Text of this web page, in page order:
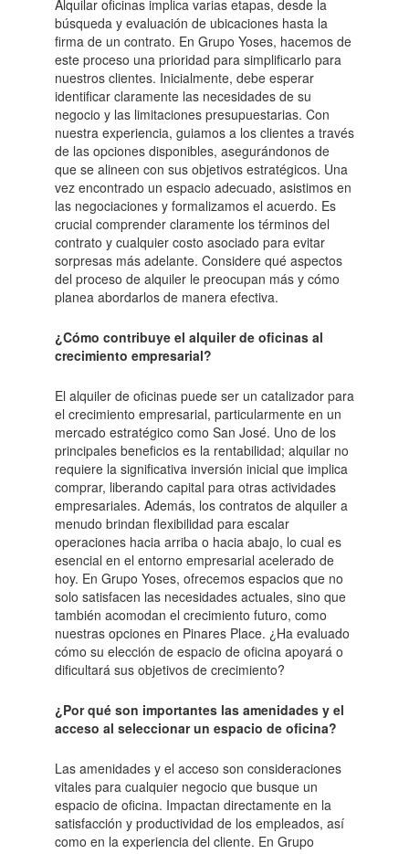
Alquilar oficinas implica varias etapas, desde la
búsqueda y evaluación de ubicaciones hasta la
firma de un contrato. En Grupo Yoses, hacemos de
este proceso una prioridad para simplificarlo para
nuestros clientes. Inicialmente, debe esperar
identificar claramente las necesidades de su
negocio y las limitaciones presupuestarias. Con
nuestra experiencia, guiamos a los clientes a través
de las opciones disponibles, asegurándonos de
que se alineen con sus objetivos estratégicos. Una
vez encontrado un espacio adecuado, asistimos en
las negociaciones y formalizamos el acuerdo. Es
crucial comprender claramente los términos del
contrato y cualquier costo asociado para evitar
sorpresas más adelante. Considere qué aspectos
del proceso de alquiler le preocupan más y cómo
planea abordarlos de manera efectiva.
¿Cómo contribuye el alquiler de oficinas al
crecimiento empresarial?
El alquiler de oficinas puede ser un catalizador para
el crecimiento empresarial, particularmente en un
mercado estratégico como San José. Uno de los
principales beneficios es la rentabilidad; alquilar no
requiere la significativa inversión inicial que implica
comprar, liberando capital para otras actividades
empresariales. Además, los contratos de alquiler a
menudo brindan flexibilidad para escalar
operaciones hacia arriba o hacia abajo, lo cual es
esencial en el entorno empresarial acelerado de
hoy. En Grupo Yoses, ofrecemos espacios que no
solo satisfacen las necesidades actuales, sino que
también acomodan el crecimiento futuro, como
nuestras opciones en Pinares Place. ¿Ha evaluado
cómo su elección de espacio de oficina apoyará o
dificultará sus objetivos de crecimiento?
¿Por qué son importantes las amenidades y el
acceso al seleccionar un espacio de oficina?
Las amenidades y el acceso son consideraciones
vitales para cualquier negocio que busque un
espacio de oficina. Impactan directamente en la
satisfacción y productividad de los empleados, así
como en la experiencia del cliente. En Grupo